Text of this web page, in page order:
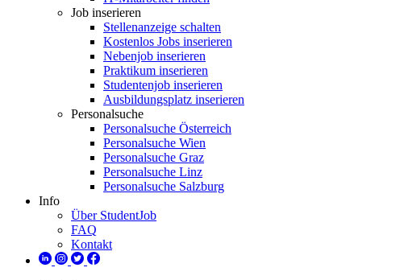
Job inserieren
Stellenanzeige schalten
Kostenlos Jobs inserieren
Nebenjob inserieren
Praktikum inserieren
Studentenjob inserieren
Ausbildungsplatz inserieren
Personalsuche
Personalsuche Österreich
Personalsuche Wien
Personalsuche Graz
Personalsuche Linz
Personalsuche Salzburg
Info
Über StudentJob
FAQ
Kontakt